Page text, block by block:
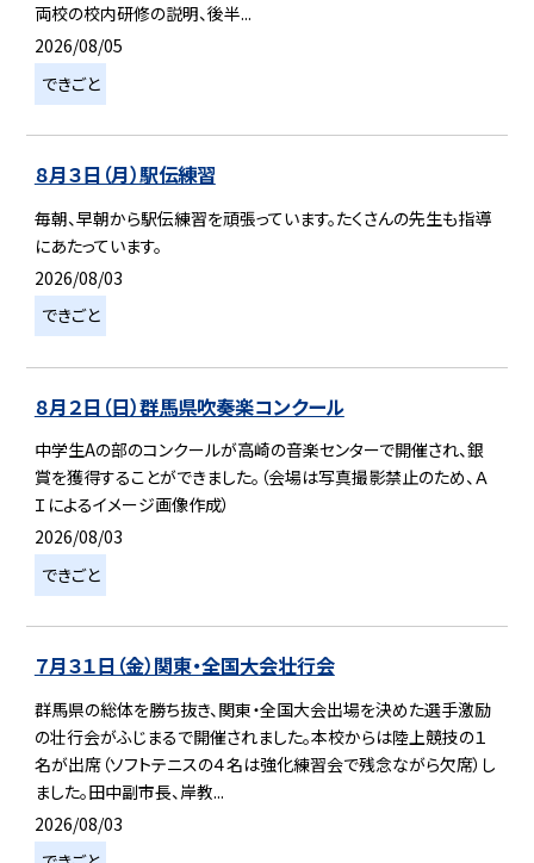
両校の校内研修の説明、後半...
2026/08/05
できごと
８月３日（月）駅伝練習
毎朝、早朝から駅伝練習を頑張っています。たくさんの先生も指導
にあたっています。
2026/08/03
できごと
８月２日（日）群馬県吹奏楽コンクール
中学生Aの部のコンクールが高崎の音楽センターで開催され、銀
賞を獲得することができました。（会場は写真撮影禁止のため、Ａ
Ｉによるイメージ画像作成）
2026/08/03
できごと
７月３１日（金）関東・全国大会壮行会
群馬県の総体を勝ち抜き、関東・全国大会出場を決めた選手激励
の壮行会がふじまるで開催されました。本校からは陸上競技の１
名が出席（ソフトテニスの４名は強化練習会で残念ながら欠席）し
ました。田中副市長、岸教...
2026/08/03